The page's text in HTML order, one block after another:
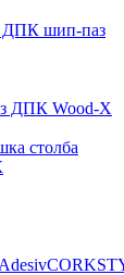
ДПК шип-паз
ДПК Wood-X
столба